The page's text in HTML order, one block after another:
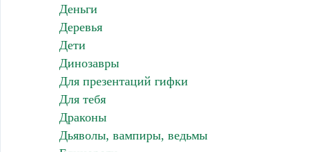
Деньги
Деревья
Дети
Динозавры
Для презентаций гифки
Для тебя
Драконы
Дьяволы, вампиры, ведьмы